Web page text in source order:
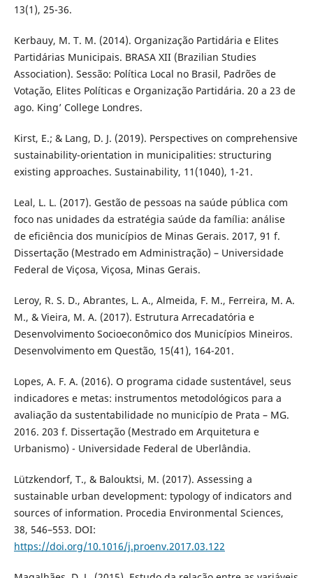
13(1), 25-36.
Kerbauy, M. T. M. (2014). Organização Partidária e Elites
Partidárias Municipais. BRASA XII (Brazilian Studies
Association). Sessão: Política Local no Brasil, Padrões de
Votação, Elites Políticas e Organização Partidária. 20 a 23 de
ago. King’ College Londres.
Kirst, E.; & Lang, D. J. (2019). Perspectives on comprehensive
sustainability-orientation in municipalities: structuring
existing approaches. Sustainability, 11(1040), 1-21.
Leal, L. L. (2017). Gestão de pessoas na saúde pública com
foco nas unidades da estratégia saúde da família: análise
de eficiência dos municípios de Minas Gerais. 2017, 91 f.
Dissertação (Mestrado em Administração) – Universidade
Federal de Viçosa, Viçosa, Minas Gerais.
Leroy, R. S. D., Abrantes, L. A., Almeida, F. M., Ferreira, M. A.
M., & Vieira, M. A. (2017). Estrutura Arrecadatória e
Desenvolvimento Socioeconômico dos Municípios Mineiros.
Desenvolvimento em Questão, 15(41), 164-201.
Lopes, A. F. A. (2016). O programa cidade sustentável, seus
indicadores e metas: instrumentos metodológicos para a
avaliação da sustentabilidade no município de Prata – MG.
2016. 203 f. Dissertação (Mestrado em Arquitetura e
Urbanismo) - Universidade Federal de Uberlândia.
Lützkendorf, T., & Balouktsi, M. (2017). Assessing a
sustainable urban development: typology of indicators and
sources of information. Procedia Environmental Sciences,
38, 546–553. DOI:
https://doi.org/10.1016/j.proenv.2017.03.122